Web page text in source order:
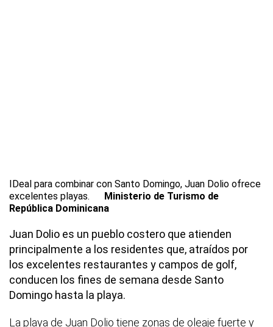
IDeal para combinar con Santo Domingo, Juan Dolio ofrece
excelentes playas.
Ministerio de Turismo de
República Dominicana
Juan Dolio es un pueblo costero que atienden
principalmente a los residentes que, atraídos por
los excelentes restaurantes y campos de golf,
conducen los fines de semana desde Santo
Domingo hasta la playa.
La playa de Juan Dolio tiene zonas de oleaje fuerte y